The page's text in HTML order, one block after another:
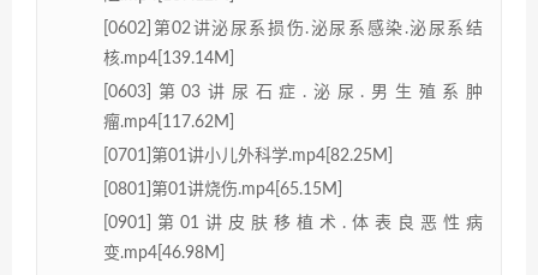
[0602]第02讲泌尿系损伤.泌尿系感染.泌尿系结
核.mp4[139.14M]
[0603]第03讲尿石症.泌尿.男生殖系肿
瘤.mp4[117.62M]
[0701]第01讲小儿外科学.mp4[82.25M]
[0801]第01讲烧伤.mp4[65.15M]
[0901]第01讲皮肤移植术.体表良恶性病
变.mp4[46.98M]